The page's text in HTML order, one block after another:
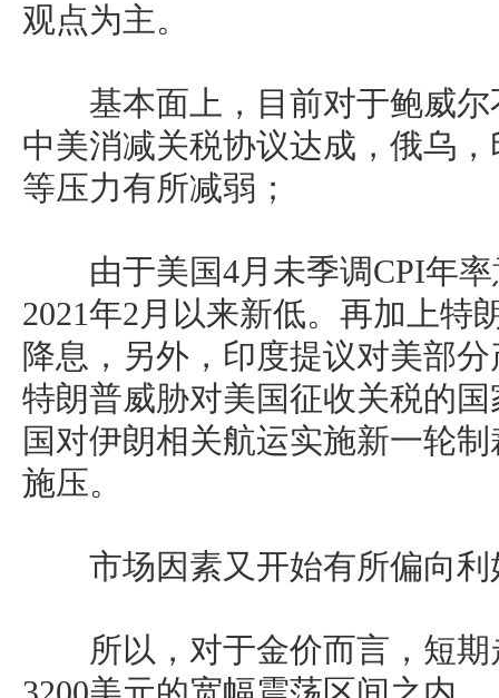
观点为主。
基本面上，目前对于鲍威尔
中美消减关税协议达成，俄乌
等压力有所减弱；
由于美国4月未季调CPI年率
2021年2月以来新低。再加上特
降息，另外，印度提议对美部
特朗普威胁对美国征收关税的
国对伊朗相关航运实施新一轮
施压。
市场因素又开始有所偏向利
所以，对于金价而言，短期